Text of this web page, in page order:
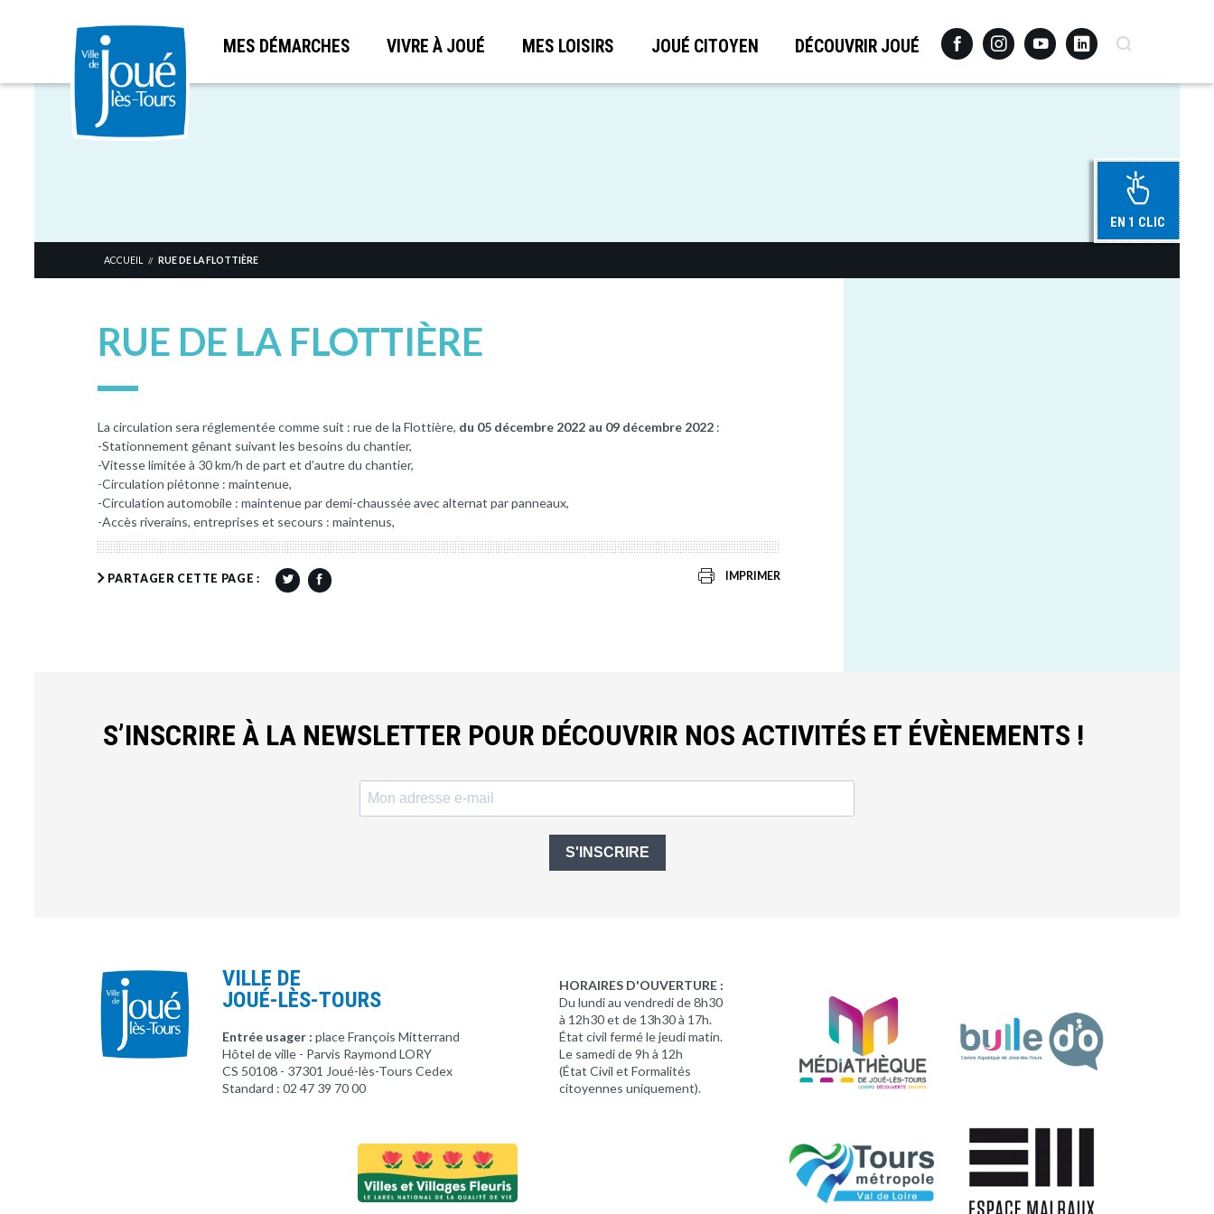
Aller
MES DÉMARCHES VIVRE À JOUÉ MES LOISIRS JOUÉ CITOYEN DÉCOUVRIR JOUÉ FacebookInstagramYoutubeLinkedinRecherche
EN 1 CLIC
ACCUEIL // RUE DE LA FLOTTIÈRE
RUE DE LA FLOTTIÈRE
La circulation sera réglementée comme suit : rue de la Flottière, du 05 décembre 2022 au 09 décembre 2022 :
-Stationnement gênant suivant les besoins du chantier,
-Vitesse limitée à 30 km/h de part et d’autre du chantier,
-Circulation piétonne : maintenue,
-Circulation automobile : maintenue par demi-chaussée avec alternat par panneaux,
-Accès riverains, entreprises et secours : maintenus,
PARTAGER CETTE PAGE : IMPRIMER
S’INSCRIRE À LA NEWSLETTER POUR DÉCOUVRIR NOS ACTIVITÉS ET ÉVÈNEMENTS !
S'INSCRIRE
VILLE DE
JOUÉ-LÈS-TOURS
Entrée usager : place François Mitterrand
Hôtel de ville - Parvis Raymond LORY
CS 50108 - 37301 Joué-lès-Tours Cedex
Standard : 02 47 39 70 00
HORAIRES D'OUVERTURE :
Du lundi au vendredi de 8h30
à 12h30 et de 13h30 à 17h.
État civil fermé le jeudi matin.
Le samedi de 9h à 12h
(État Civil et Formalités
citoyennes uniquement).